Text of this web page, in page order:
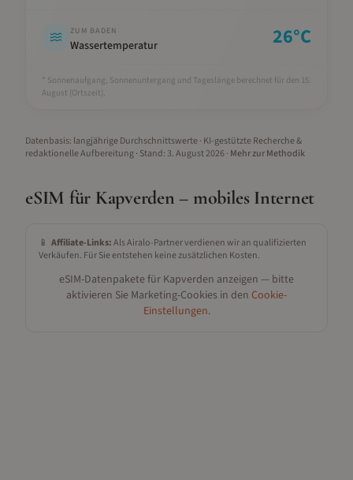
ZUM BADEN
Wassertemperatur 26°C
* Sonnenaufgang, Sonnenuntergang und Tageslänge berechnet für den 15.
August (Ortszeit).
Datenbasis: langjährige Durchschnittswerte · KI-gestützte Recherche &
redaktionelle Aufbereitung· Stand: 3. August 2026· Mehr zur Methodik
eSIM für Kapverden – mobiles Internet
📱 Affiliate-Links:Als Airalo-Partner verdienen wir an qualifizierten
Verkäufen. Für Sie entstehen keine zusätzlichen Kosten.
eSIM-Datenpakete für Kapverden anzeigen — bitte
aktivieren Sie Marketing-Cookies in den Cookie-
Einstellungen.